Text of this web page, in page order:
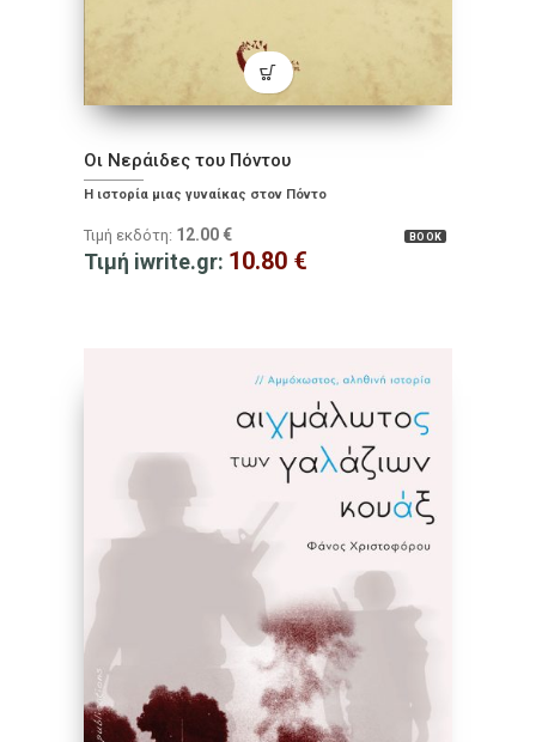
Οι Νεράιδες του Πόντου
Η ιστορία μιας γυναίκας στον Πόντο
BOOK
Τιμή εκδότη: 12.00 €
Τιμή iwrite.gr: 10.80 €